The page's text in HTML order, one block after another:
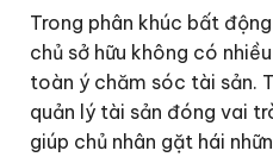
Trong phân khúc bất
chủ sở hữu không có
toàn ý chăm sóc tài sản.
quản lý tài sản đóng vai
giúp chủ nhân gặt hái